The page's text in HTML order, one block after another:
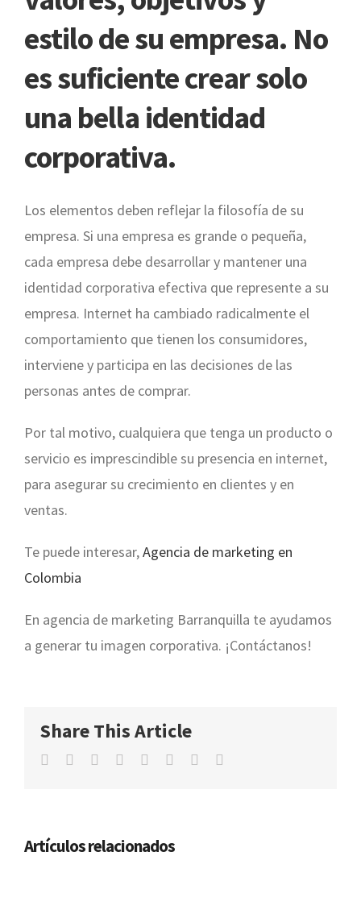
estilo de su empresa. No
es suficiente crear solo
una bella identidad
corporativa.
Los elementos deben reflejar la filosofía de su
empresa. Si una empresa es grande o pequeña,
cada empresa debe desarrollar y mantener una
identidad corporativa efectiva que represente a su
empresa. Internet ha cambiado radicalmente el
comportamiento que tienen los consumidores,
interviene y participa en las decisiones de las
personas antes de comprar.
Por tal motivo, cualquiera que tenga un producto o
servicio es imprescindible su presencia en internet,
para asegurar su crecimiento en clientes y en
ventas.
Te puede interesar,Agencia de marketing en
Colombia
En agencia de marketing Barranquilla te ayudamos
a generar tu imagen corporativa. ¡Contáctanos!
Share This Article
Facebook
TwitterLinkedinWhatsapp
TumblrPinterest
Artículos relacionados